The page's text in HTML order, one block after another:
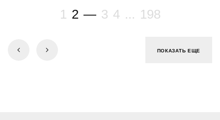
1 2 — 3 4 ... 198
ПОКАЗАТЬ ЕЩЕ